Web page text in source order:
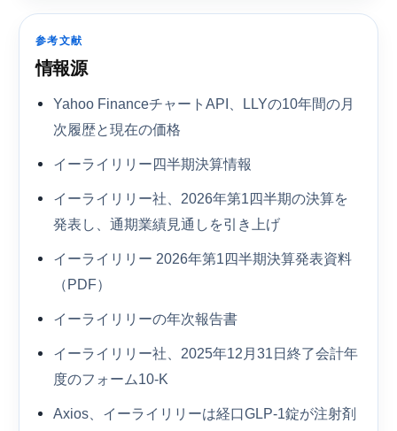
参考文献
情報源
Yahoo FinanceチャートAPI、LLYの10年間の月
次履歴と現在の価格
イーライリリー四半期決算情報
イーライリリー社、2026年第1四半期の決算を
発表し、通期業績見通しを引き上げ
イーライリリー 2026年第1四半期決算発表資料
（PDF）
イーライリリーの年次報告書
イーライリリー社、2025年12月31日終了会計年
度のフォーム10-K
Axios、イーライリリーは経口GLP-1錠が注射剤